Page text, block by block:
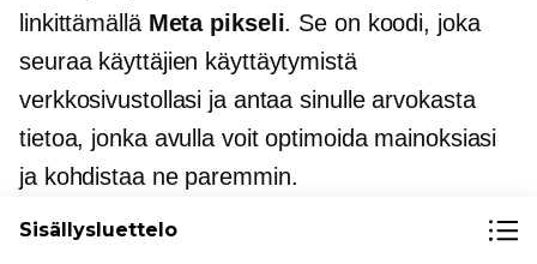
linkittämällä Meta pikseli. Se on koodi, joka
seuraa käyttäjien käyttäytymistä
verkkosivustollasi ja antaa sinulle arvokasta
tietoa, jonka avulla voit optimoida mainoksiasi
ja kohdistaa ne paremmin.
Sisällysluettelo